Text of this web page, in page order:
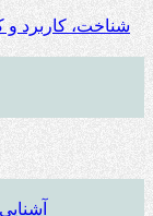
شناخت، کاربرد و